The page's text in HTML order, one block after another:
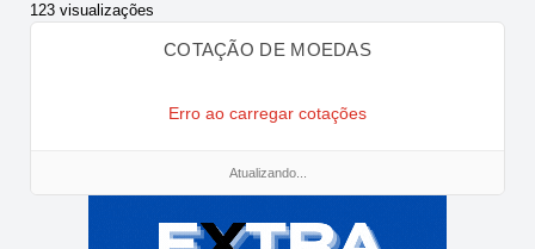
123 visualizações
COTAÇÃO DE MOEDAS
Erro ao carregar cotações
Atualizando...